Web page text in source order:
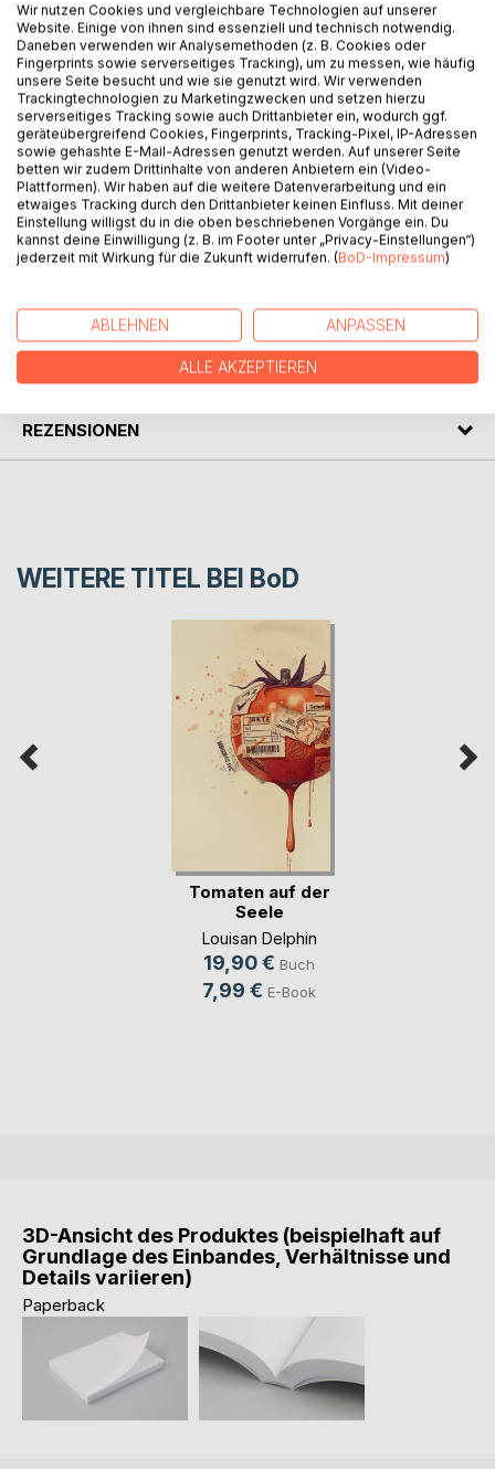
Immer mehr Menschen sprechen vom Leben im Hier und
Jetzt.Dieses Büchlein soll feinen Menschen dienen, die
sich auf andere, möglicherweise für sie neue Art und Weise
mit der Zeit beschäftigen mögen.Gib der Zeit deine eigene,
ganz persönliche Geschichte.Wir nutzen sie, sparen sie,
verschwenden sie oder schlagen sie tot. Sie ist überall
gegenwärtig.Auch in diesem Moment ist sie: Die Zeit.
Ist unsere Vergangenheit wirklich gegangen? Oder die
Zukunft vielleicht schon da? Was ist Zeit? Was machst du
mit deiner Zeit?
AUTOR/IN
REZENSIONEN
WEITERE TITEL BEI BoD
Tomaten auf der
Seele
Louisan Delphin
19,90 € Buch
7,99 € E-Book
3D-Ansicht des Produktes (beispielhaft auf
Grundlage des Einbandes, Verhältnisse und
Details variieren)
Paperback
Wir nutzen Cookies und vergleichbare Technologien auf unserer
Website. Einige von ihnen sind essenziell und technisch notwendig.
Daneben verwenden wir Analysemethoden (z. B. Cookies oder
Fingerprints sowie serverseitiges Tracking), um zu messen, wie häufig
unsere Seite besucht und wie sie genutzt wird. Wir verwenden
Trackingtechnologien zu Marketingzwecken und setzen hierzu
serverseitiges Tracking sowie auch Drittanbieter ein, wodurch ggf.
geräteübergreifend Cookies, Fingerprints, Tracking-Pixel, IP-Adressen
sowie gehashte E-Mail-Adressen genutzt werden. Auf unserer Seite
betten wir zudem Drittinhalte von anderen Anbietern ein (Video-
Plattformen). Wir haben auf die weitere Datenverarbeitung und ein
etwaiges Tracking durch den Drittanbieter keinen Einfluss. Mit deiner
Einstellung willigst du in die oben beschriebenen Vorgänge ein. Du
kannst deine Einwilligung (z. B. im Footer unter „Privacy-Einstellungen“)
jederzeit mit Wirkung für die Zukunft widerrufen. (BoD-Impressum)
ABLEHNEN ANPASSEN
ALLE AKZEPTIEREN